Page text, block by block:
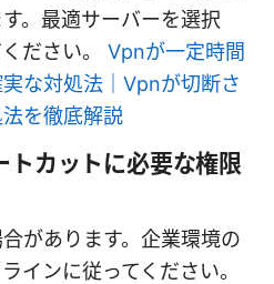
。最適サーバーを選択
ださい。 Vpnが一定時間
な対処法｜Vpnが切断さ
を徹底解説
トカットに必要な権限
があります。企業環境の
インに従ってください。